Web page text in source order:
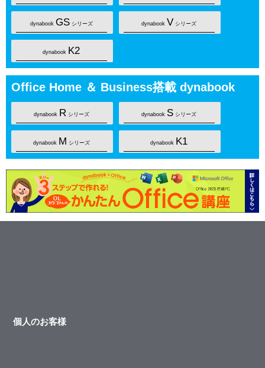
dynabook GSシリーズ dynabook V シリーズ
dynabook K2
Office Home ＆ Business搭載 dynabook
dynabook R シリーズ dynabook S シリーズ
dynabook M シリーズ dynabook K1
個人のお客様